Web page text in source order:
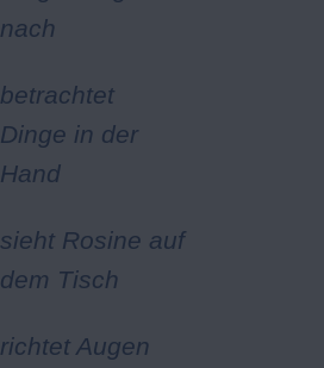
nach
betrachtet
Dinge in der
Hand
sieht Rosine auf
dem Tisch
richtet Augen